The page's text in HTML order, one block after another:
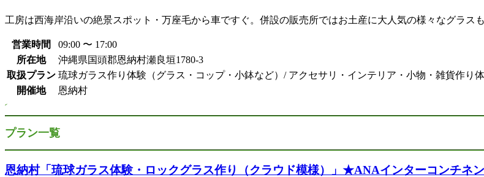
工房は西海岸沿いの絶景スポット・万座毛から車ですぐ。併設の販売所ではお土産に大人気の様々なグラスも
営業時間
09:00 〜 17:00
所在地
沖縄県国頭郡恩納村瀬良垣1780-3
取扱プラン 琉球ガラス作り体験（グラス・コップ・小鉢など）/ アクセサリ・インテリア・小物・雑貨作り
開催地
恩納村
プラン一覧
恩納村「琉球ガラス体験・ロックグラス作り（クラウド模様）」★ANAインターコンチネ